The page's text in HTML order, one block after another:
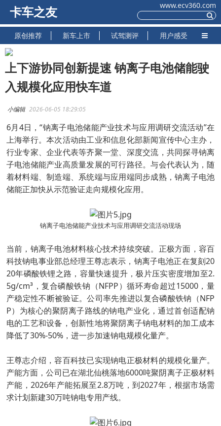
卡车之友
www.ecv360.com
原创推荐 新车上市 试驾测评 用户感受
上下游协同创新提速 钠离子电池储能驶
入规模化应用快车道
小编辑 2026-06-05 18:29:05
6月4日，“钠离子电池储能产业技术与应用调研交流活动”在
上海举行。本次活动由工业和信息化部新闻宣传中心主办，
行业专家、企业代表等齐聚一堂、深度交流，共同探寻钠离
子电池储能产业高质量发展的可行路径。与会代表认为，随
着材料端、制造端、系统端与应用端同步成熟，钠离子电池
储能正加快从示范验证走向规模化应用。
钠离子电池储能产业技术与应用调研交流活动现场
当前，钠离子电池材料核心技术持续突破。正极方面，容百
科技钠电事业部总经理王尊志表示，钠离子电池正在复刻20
20年磷酸铁锂之路，容量快速提升，极片压实密度增加至2.
5g/cm³，复合磷酸铁钠（NFPP）循环寿命超过15000，量
产稳定性不断被验证。公司率先推进以复合磷酸铁钠（NFP
P）为核心的聚阴离子路线的钠电产业化，通过首创适配钠
电的工艺和设备，创新性地将聚阴离子钠电材料的加工成本
降低了30%-50%，进一步加速钠电规模化量产。
王尊志介绍，容百科技已实现钠电正极材料的规模化量产。
产能方面，公司已在湖北仙桃落地6000吨聚阴离子正极材料
产能，2026年产能拓展至2.8万吨，到2027年，根据市场需
求计划新建30万吨钠电专用产线。